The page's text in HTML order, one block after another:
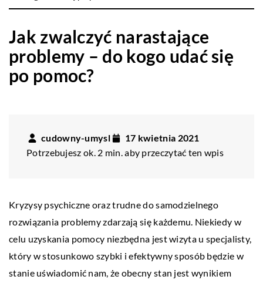
Jak zwalczyć narastające
problemy – do kogo udać się
po pomoc?
cudowny-umysl
17 kwietnia 2021
Potrzebujesz ok. 2 min. aby przeczytać ten wpis
Kryzysy psychiczne oraz trudne do samodzielnego
rozwiązania problemy zdarzają się każdemu. Niekiedy w
celu uzyskania pomocy niezbędna jest wizyta u specjalisty,
który w stosunkowo szybki i efektywny sposób będzie w
stanie uświadomić nam, że obecny stan jest wynikiem